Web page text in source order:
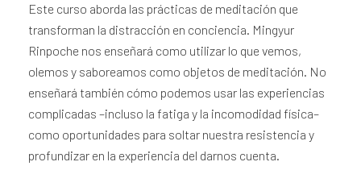
Este curso aborda las prácticas de meditación que
transforman la distracción en conciencia. Mingyur
Rinpoche nos enseñará como utilizar lo que vemos,
olemos y saboreamos como objetos de meditación. No
enseñará también cómo podemos usar las experiencias
complicadas –incluso la fatiga y la incomodidad física–
como oportunidades para soltar nuestra resistencia y
profundizar en la experiencia del darnos cuenta.